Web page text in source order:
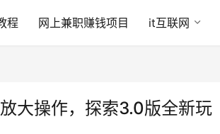
程 网上兼职赚钱项目 it互联网
大操作，探索3.0版全新玩